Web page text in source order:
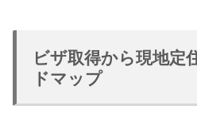
ビザ取得から現地定
ドマップ